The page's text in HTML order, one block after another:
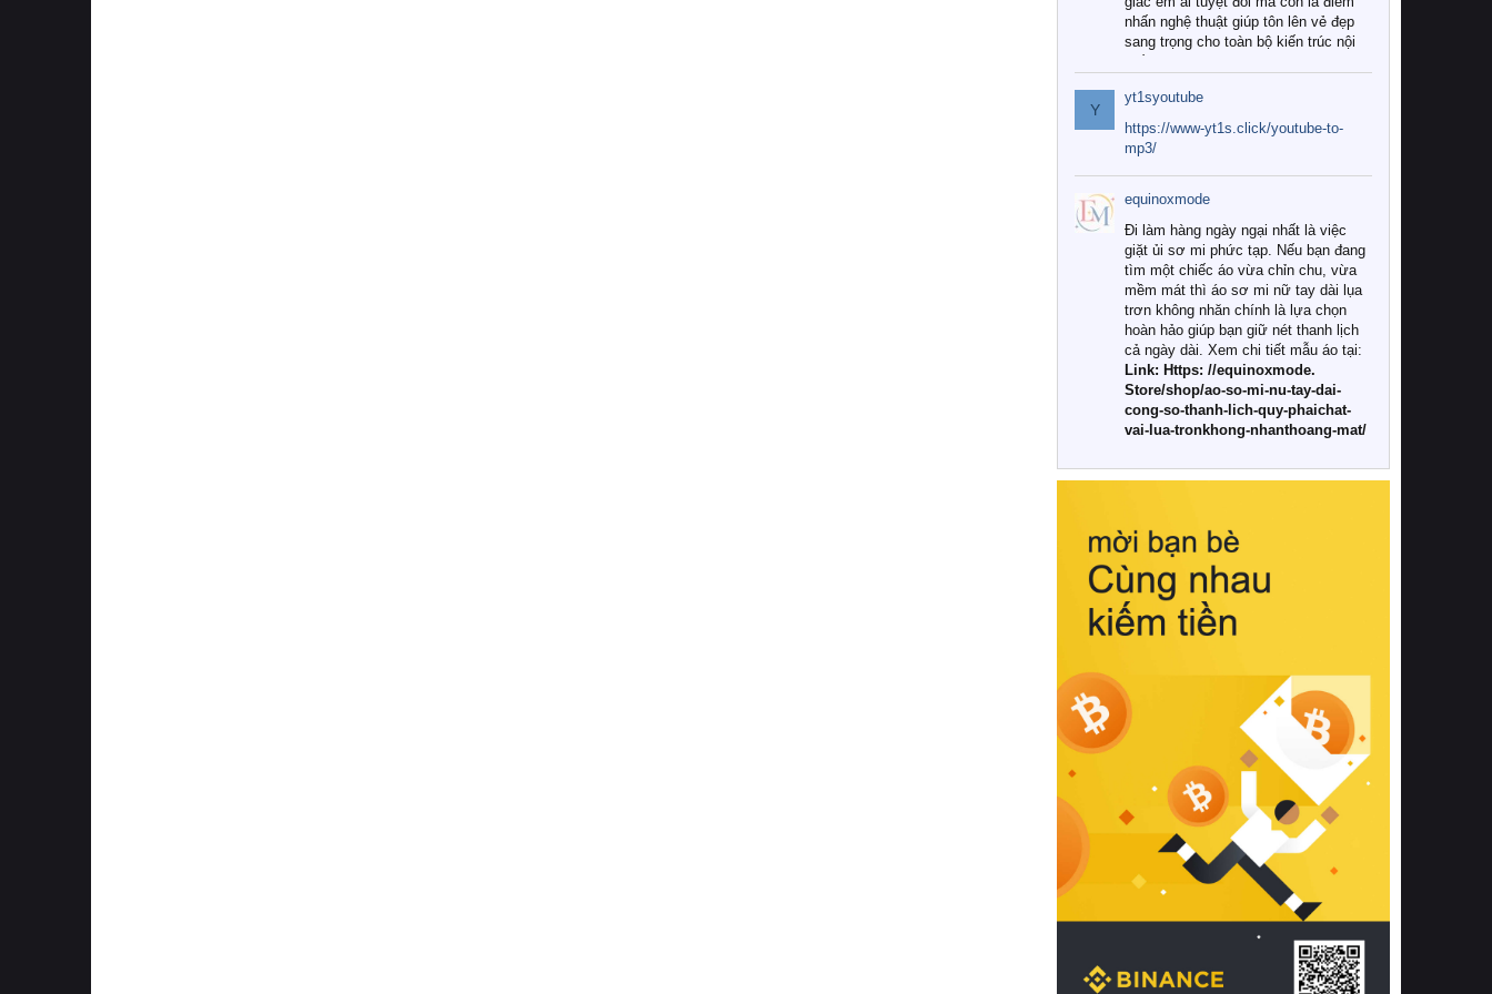
nhấn nghệ thuật giúp tôn lên vẻ đẹp
sang trọng cho toàn bộ kiến trúc nội
Tuy nhiên, giữa thị trường đa dạng
với vô vàn thương hiệu và mẫu mã
như hiện nay, làm thế nào để chọn
được những bộ chăn ga gối đệm cao
cấp thực sự chất lượng, phù hợp với
khí hậu và nhu cầu sử dụng của gia
đình? Hãy cùng chúng tôi đi tìm lời
giải đáp chi tiết qua bài viết dưới đây.
1. Tại sao các gia đình hiện đại lại ưa
chuộng chăn ga gối đệm cao cấp?
Khác với các dòng sản phẩm thông
thường, những bộ chăn ga gối đệm
cao cấp trải qua quy trình sản xuất
nghiêm ngặt từ khâu chọn lọc nguyên
liệu tự nhiên đến công nghệ dệt
nhuộm hiện đại không chứa hóa chất
này, bạn sẽ cảm nhận rõ rệt sự khác
hồi chuẩn xác của phần đệm nâng đỡ
cột sống.
Bên cạnh đó, việc lựa chọn các dòng
sản phẩm đạt chuẩn chất lượng quốc
tế còn giúp ngăn ngừa tình trạng kích
khuẩn và nấm mốc trong điều kiện
thời tiết nóng ẩm. Bạn có thể tìm hiểu
thêm các nghiên cứu khoa học về tác
động của giấc ngủ và môi trường
phòng ngủ đối với sức khỏe con
người tại Sleep Foundation (External
Link) để có cái nhìn toàn diện hơn.
2. Các tiêu chí vàng khi lựa chọn
chăn ga gối đệm cao cấp cho phòng
ngủ
Để sở hữu một bộ chăn ga gối đệm
cao cấp hoàn hảo cả về thẩm mỹ lẫn
công năng, người tiêu dùng cần cân
nhắc kỹ lưỡng các tiêu chí quan trọng
Y
yt1syoutube
https://www-yt1s.click/youtube-to-
mp3/
equinoxmode
Đi làm hàng ngày ngại nhất là việc
giặt ủi sơ mi phức tạp. Nếu bạn đang
tìm một chiếc áo vừa chỉn chu, vừa
mềm mát thì áo sơ mi nữ tay dài lụa
trơn không nhăn chính là lựa chọn
hoàn hảo giúp bạn giữ nét thanh lịch
cả ngày dài. Xem chi tiết mẫu áo tại:
Link: Https: //equinoxmode.
Store/shop/ao-so-mi-nu-tay-dai-
cong-so-thanh-lich-quy-phaichat-
vai-lua-tronkhong-nhanthoang-mat/